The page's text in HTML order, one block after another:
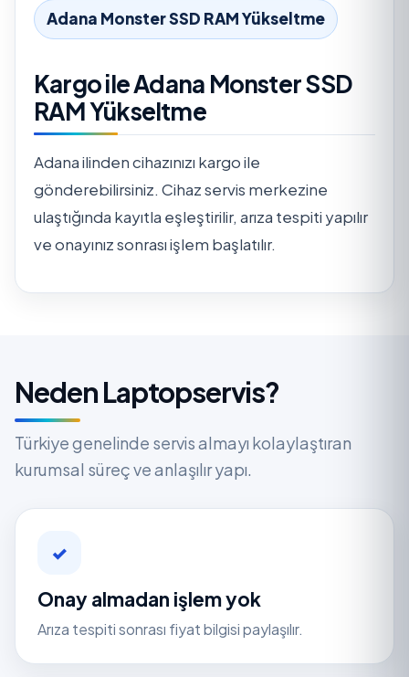
Adana Monster SSD RAM Yükseltme
Kargo ile Adana Monster SSD
RAM Yükseltme
Adana ilinden cihazınızı kargo ile
gönderebilirsiniz. Cihaz servis merkezine
ulaştığında kayıtla eşleştirilir, arıza tespiti yapılır
ve onayınız sonrası işlem başlatılır.
Neden Laptopservis?
Türkiye genelinde servis almayı kolaylaştıran
kurumsal süreç ve anlaşılır yapı.
✓
Onay almadan işlem yok
Arıza tespiti sonrası fiyat bilgisi paylaşılır.